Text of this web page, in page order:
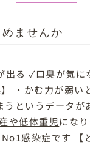
ませんか
る ✓口臭が気
・かむ力が弱い
というデータが
や低体重児にな
感染症です